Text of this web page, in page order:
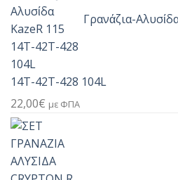
Γρανάζια-
14T-42T-428 104L
22,00€ με ΦΠΑ